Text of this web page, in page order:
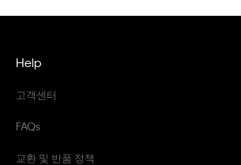
Help
고객센터
FAQs
교환 및 반품 정책